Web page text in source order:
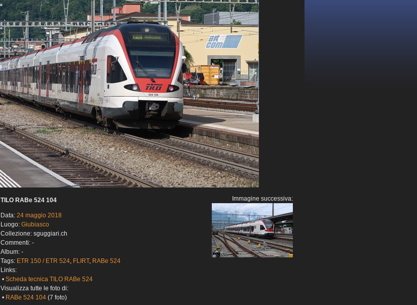
TILO RABe 524 104
Data: 24 maggio 2018
Luogo: Giubiasco
Collezione: sguggiari.ch
Commenti: -
Album: -
Tags: ETR 150 / ETR 524, FLIRT, RABe 524
Links:
• Scheda tecnica TILO RABe 524
Visualizza tutte le foto di:
• RABe 524 104 (7 foto)
Immagine successiva: